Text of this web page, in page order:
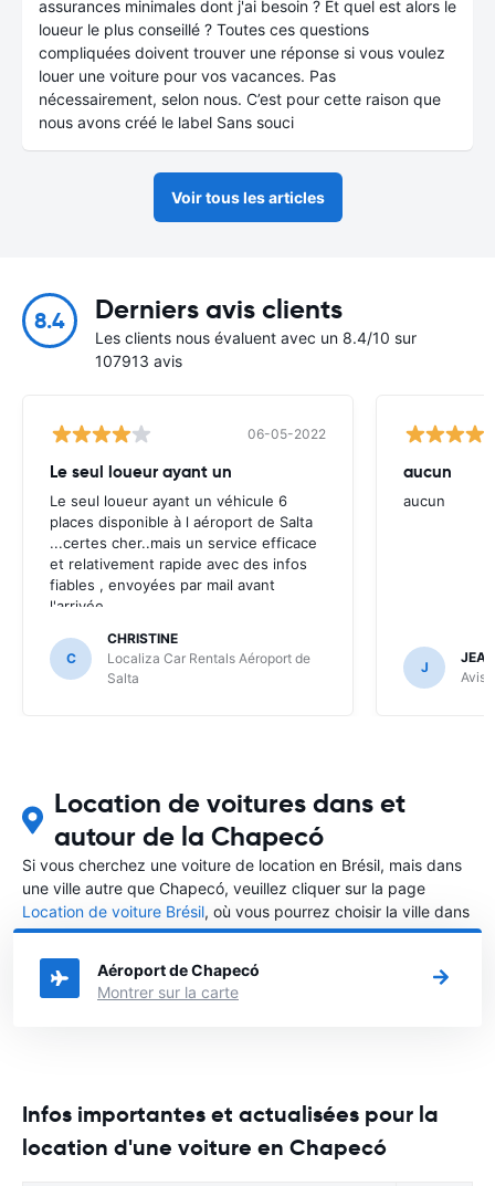
assurances minimales dont j'ai besoin ? Et quel est alors le
loueur le plus conseillé ? Toutes ces questions
compliquées doivent trouver une réponse si vous voulez
louer une voiture pour vos vacances. Pas
nécessairement, selon nous. C’est pour cette raison que
nous avons créé le label Sans souci
Voir tous les articles
8.4 Derniers avis clients
Les clients nous évaluent avec un 8.4/10 sur
107913 avis
06-05-2022
Le seul loueur ayant un
Le seul loueur ayant un véhicule 6
places disponible à l aéroport de Salta
...certes cher..mais un service efficace
et relativement rapide avec des infos
fiables , envoyées par mail avant
l'arrivée .
C
CHRISTINE
Localiza Car Rentals Aéroport de
Salta
aucun
aucun
J
Avis
Location de voitures dans et
autour de la Chapecó
Si vous cherchez une voiture de location en Brésil, mais dans
une ville autre que Chapecó, veuillez cliquer sur la page
Location de voiture Brésil, où vous pourrez choisir la ville dans
le Brésil où vous souhaitez louer une voiture.
Aéroport de Chapecó
Montrer sur la carte
Infos importantes et actualisées pour la
location d'une voiture en Chapecó